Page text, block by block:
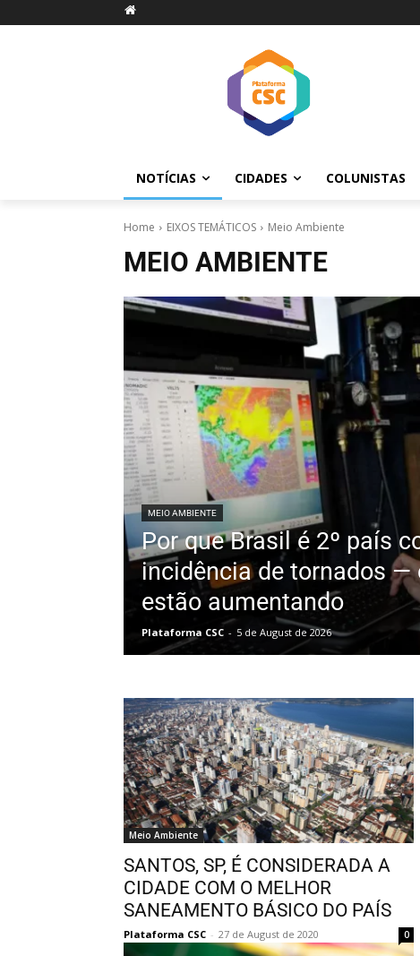
NOTÍCIAS CIDADES COLUNISTAS
Home EIXOS TEMÁTICOS Meio Ambiente
MEIO AMBIENTE
MEIO AMBIENTE
Por que Brasil é 2º país
incidência de tornados —
estão aumentando
Plataforma CSC - 5 de August de 2026
Meio Ambiente
SANTOS, SP, É CONSIDERADA A
CIDADE COM O MELHOR
SANEAMENTO BÁSICO DO PAÍS
Plataforma CSC - 27 de August de 2020 0